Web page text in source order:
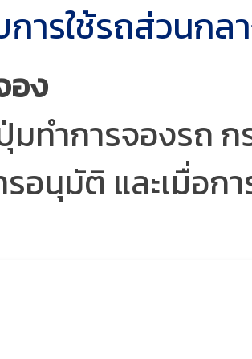
การใช้รถส่วนก
อง
มทำการจองรถ
รอนุมัติ และเมื่อ